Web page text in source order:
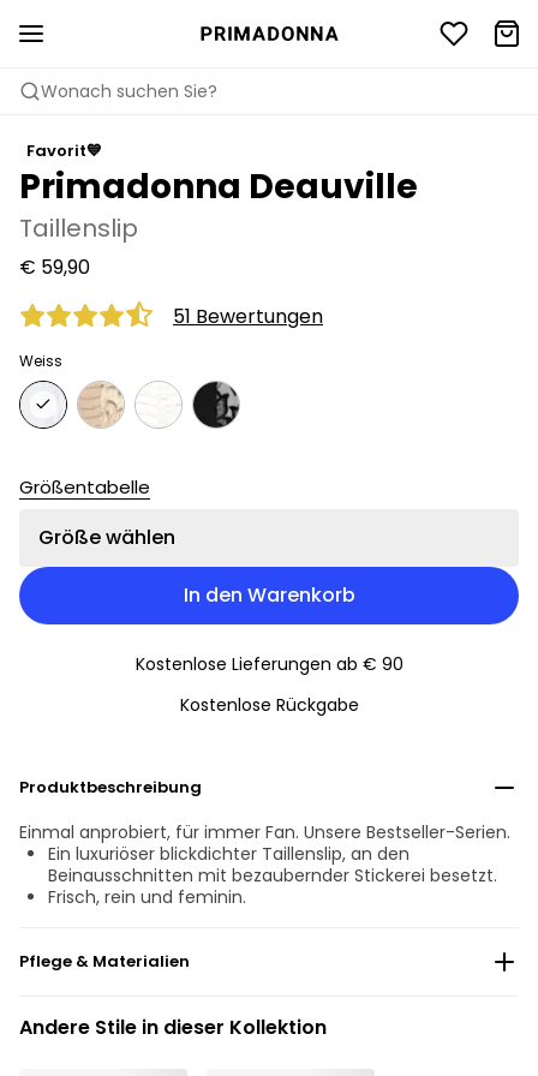
Wonach suchen Sie?
Favorit💙
Primadonna Deauville
Taillenslip
€ 59,90
51 Bewertungen
Weiss
Größentabelle
Größe wählen
In den Warenkorb
Kostenlose Lieferungen ab € 90
Kostenlose Rückgabe
Produktbeschreibung
Einmal anprobiert, für immer Fan. Unsere Bestseller-Serien.
Ein luxuriöser blickdichter Taillenslip, an den
Beinausschnitten mit bezaubernder Stickerei besetzt.
Frisch, rein und feminin.
Pflege & Materialien
Keine professionelle Reinigung
Nicht im Wäschetrockner trocknen
Andere Stile in dieser Kollektion